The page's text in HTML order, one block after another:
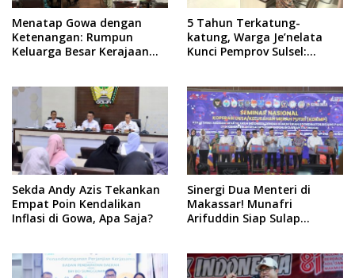
Menatap Gowa dengan
Ketenangan: Rumpun
Keluarga Besar Kerajaan
Jalur Musyawarah,
Ingatkan Soal Adat dan
Adab
5 Tahun Terkatung-
katung, Warga Je’nelata
Kunci Pemprov Sulsel:
Sekda Andy Azis Tekankan
Empat Poin Kendalikan
Inflasi di Gowa, Apa Saja?
Sinergi Dua Menteri di
Makassar! Munafri
Arifuddin Siap Sulap
Baru